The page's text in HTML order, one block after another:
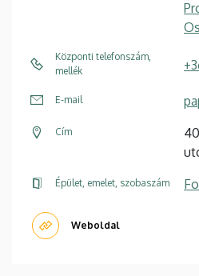
Központi telefonszám,
mellék
E-mail
Cím
Épület, emelet, szobaszám
Weboldal